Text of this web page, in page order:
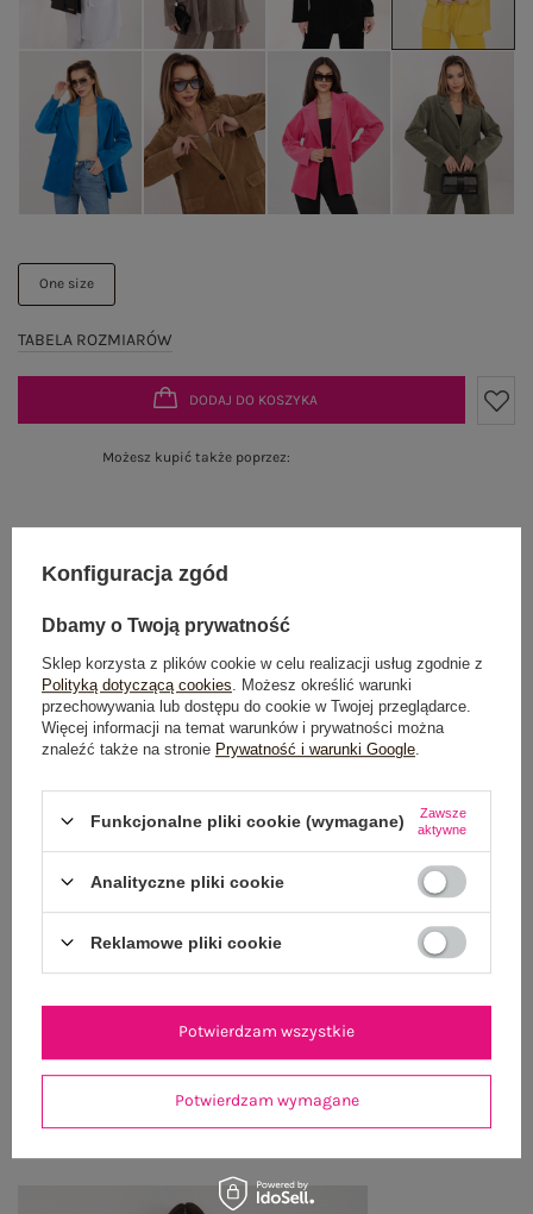
One size
TABELA ROZMIARÓW
DODAJ DO KOSZYKA
Możesz kupić także poprzez:
Dostawaod 7,99 zł
Do darmowej dostawy brakuje 200,00 zł
Wysyłkajutro
100 dni na zwrot
OPIS PRODUKTU
GŁÓWNE PARAMETRY
OPINIE O PRODUKCIE
Konfiguracja zgód
Dbamy o Twoją prywatność
Sklep korzysta z plików cookie w celu realizacji usług zgodnie z
Polityką dotyczącą cookies . Możesz określić warunki
przechowywania lub dostępu do cookie w Twojej przeglądarce.
Więcej informacji na temat warunków i prywatności można
znaleźć także na stronie Prywatność i warunki Google
Funkcjonalne pliki cookie (wymagane)
Zawsze
aktywne
Analityczne pliki cookie
Reklamowe pliki cookie
Potwierdzam wymagane
Potwierdzam wszystkie